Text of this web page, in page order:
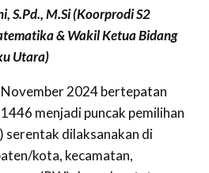
S.Pd., M.Si (Koorprodi S2
& Wakil Ketua Bidang
Utara)
2024 bertepatan
menjadi puncak pemilihan
serentak dilaksanakan di
kota, kecamatan,